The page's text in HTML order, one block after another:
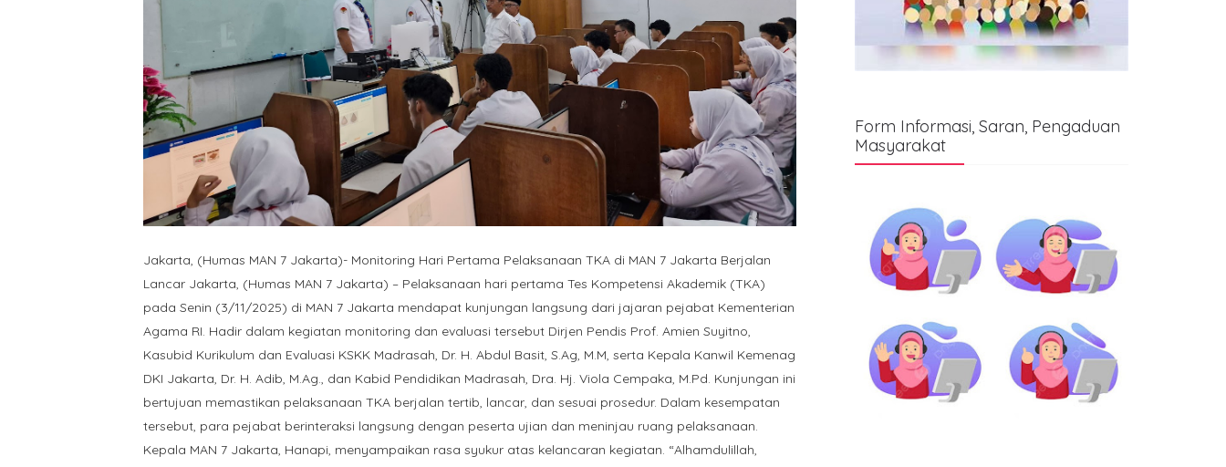
Jakarta, (Humas MAN 7 Jakarta)- Monitoring Hari Pertama Pelaksanaan TKA di MAN 7 Jakarta Berjalan
Lancar Jakarta, (Humas MAN 7 Jakarta) – Pelaksanaan hari pertama Tes Kompetensi Akademik (TKA)
pada Senin (3/11/2025) di MAN 7 Jakarta mendapat kunjungan langsung dari jajaran pejabat Kementerian
Agama RI. Hadir dalam kegiatan monitoring dan evaluasi tersebut Dirjen Pendis Prof. Amien Suyitno,
Kasubid Kurikulum dan Evaluasi KSKK Madrasah, Dr. H. Abdul Basit, S.Ag, M.M, serta Kepala Kanwil Kemenag
DKI Jakarta, Dr. H. Adib, M.Ag., dan Kabid Pendidikan Madrasah, Dra. Hj. Viola Cempaka, M.Pd. Kunjungan ini
bertujuan memastikan pelaksanaan TKA berjalan tertib, lancar, dan sesuai prosedur. Dalam kesempatan
tersebut, para pejabat berinteraksi langsung dengan peserta ujian dan meninjau ruang pelaksanaan.
Kepala MAN 7 Jakarta, Hanapi, menyampaikan rasa syukur atas kelancaran kegiatan. “Alhamdulillah,
Form Informasi, Saran, Pengaduan
Masyarakat